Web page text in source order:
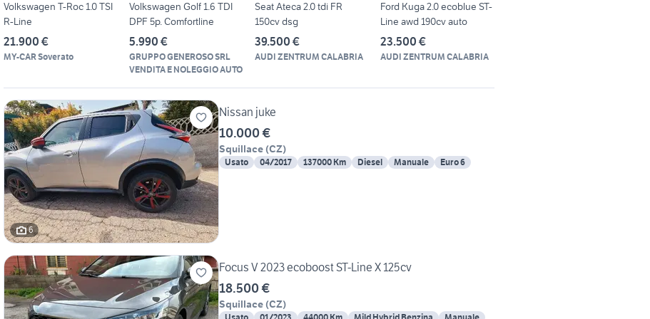
Volkswagen T-Roc 1.0 TSI
R-Line
21.900 €
MY-CAR Soverato
Volkswagen Golf 1.6 TDI
DPF 5p. Comfortline
5.990 €
GRUPPO GENEROSO SRL
VENDITA E NOLEGGIO AUTO
Seat Ateca 2.0 tdi FR
150cv dsg
39.500 €
AUDI ZENTRUM CALABRIA
Ford Kuga 2.0 ecoblue ST-
Line awd 190cv auto
23.500 €
AUDI ZENTRUM CALABRIA
6
Nissan juke
10.000 €
Squillace (CZ)
Usato 04/2017 137000 Km Diesel Manuale Euro 6
Focus V 2023 ecoboost ST-Line X 125cv
18.500 €
Squillace (CZ)